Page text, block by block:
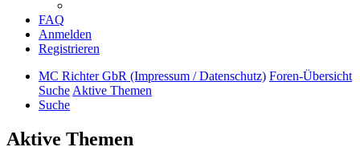
FAQ
Anmelden
Registrieren
MC Richter GbR (Impressum / Datenschutz) Foren-Übersicht
SucheAktive Themen
Suche
Aktive Themen